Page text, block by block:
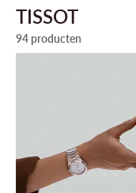
TISSOT
94 producten